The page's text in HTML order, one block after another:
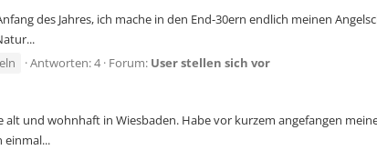
des Jahres, ich mache in den End-30ern endlich meinen
Antworten: 4 Forum: User stellen sich vor
und wohnhaft in Wiesbaden. Habe vor kurzem angefangen
einmal...